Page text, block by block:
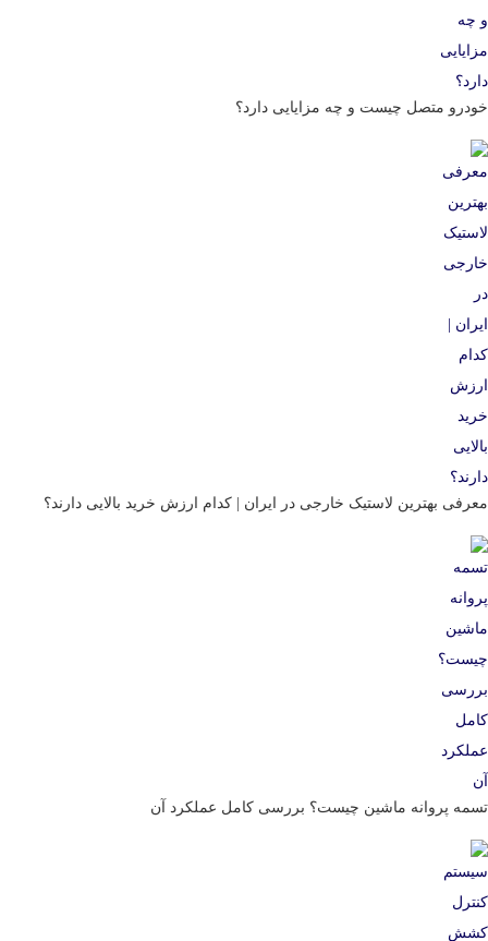
خودرو متصل چیست و چه مزایایی دارد؟
معرفی بهترین لاستیک خارجی در ایران | کدام ارزش خرید بالایی دارند؟
تسمه پروانه ماشین چیست؟ بررسی کامل عملکرد آن